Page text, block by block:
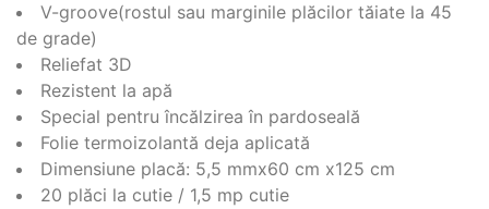
V-groove(rostul sau marginile plăcilor tăiate la 45
de grade)
Reliefat 3D
Rezistent la apă
Special pentru încălzirea în pardoseală
Folie termoizolantă deja aplicată
Dimensiune placă: 5,5 mmx60 cm x125 cm
20 plăci la cutie / 1,5 mp cutie